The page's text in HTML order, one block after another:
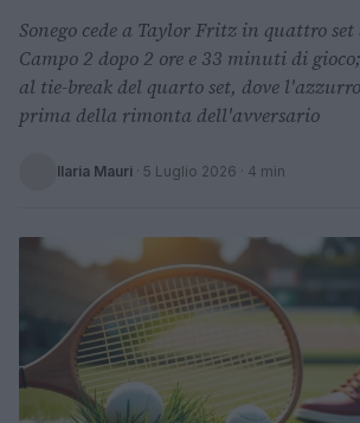
Sonego cede a Taylor Fritz in quattro
Campo 2 dopo 2 ore e 33 minuti di
al tie-break del quarto set, dove
prima della rimonta dell'avversario
Ilaria Mauri · 5 Luglio 2026 · 4 min